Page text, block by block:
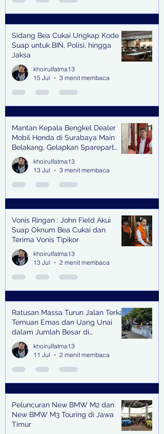
Sidang Bea Cukai Ungkap Kode
Suap untuk BIN, Polisi, hingga
Jaksa
khoirulfatma13
15 Jul
3 menit membaca
Mantan Kepala Bengkel Dealer
Mobil Honda di Surabaya Main
Belakang, Gelapkan Sparepart
Senilai Rp 1,9 Miliar
khoirulfatma13
13 Jul
3 menit membaca
Vonis Ringan : John Field Akui
Suap Oknum Bea Cukai dan
Terima Vonis Tipikor
khoirulfatma13
13 Jul
2 menit membaca
Ratusan Massa Turun Jalan Terkait
Temuan Emas dan Uang Unai
dalam Jumlah Besar di
Lingkungan Jampidsus Kejaksaan
Agung RI di Jakarta
khoirulfatma13
11 Jul
2 menit membaca
Peluncuran New BMW M2 dan
New BMW M3 Touring di Jawa
Timur